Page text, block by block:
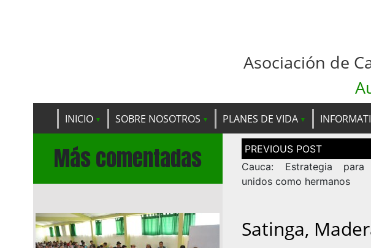
Asociación de
INICIO SOBRE NOSOTROS PLANES DE VIDA
Más comentadas
Navegación
de
entradas
Cauca: Estrategia para
unidos como hermanos
Satinga,